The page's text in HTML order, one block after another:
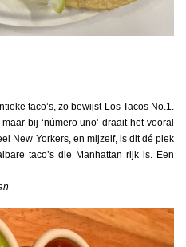
taco’s, zo bewijst Los Tacos No.1.
bij ‘número uno’ draait het vooral
New Yorkers, en mijzelf, is dit dé plek
taco’s die Manhattan rijk is. Een